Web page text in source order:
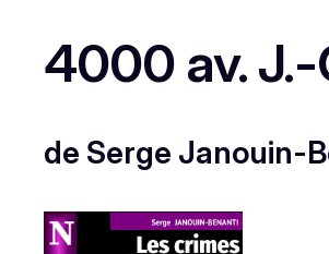
4000 av. J.-
de Serge Janouin-